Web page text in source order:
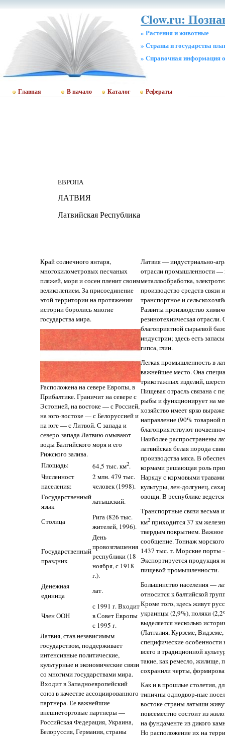
Clow.ru:
» Растения и животные
» Страны и государства
» Cправочная информация
Главная В начало Каталог Рефераты
ЕВРОПА
ЛАТВИЯ
Латвийская Республика
Край солнечного янтаря,
многокилометровых песчаных
пляжей, моря и сосен пленит своим
великолепием. За присоединение
этой территории на протяжении
истории боролись многие
государства мира.
Расположена на севере Европы, в
Прибалтике. Граничит на севере с
Эстонией, на востоке — с Россией,
на юго-востоке — с Белоруссией и
на юге — с Литвой. С запада и
северо-запада Латвию омывают
воды Балтийского моря и его
Рижского залива.
Площадь:
64,5 тыс. км2.
Численност
населения:
2 млн. 479 тыс.
человек (1998).
Государственный
язык
латышский.
Столица
Рига (826 тыс.
жителей, 1996).
Государственный
праздник
День
провозглашения
республики (18
ноября, с 1918
г.).
Денежная
единица
лат.
Член ООН
с 1991 г. Входит
в Совет Европы
с 1995 г.
Латвия, став независимым
государством, поддерживает
интенсивные политические,
культурные и экономические связи
со многими государствами мира.
Входит в Западноевропейский
союз в качестве ассоциированного
партнера. Ее важнейшие
внешнеторговые партнеры —
Российская Федерация, Украина,
Белоруссия, Германия, страны
Латвия — индустриально-
отрасли промышленности —
металлообработка,
производство средств связи
транспортное и
Развиты производство
резинотехническая отрасли.
благоприятной сырьевой
индустрии; здесь есть
гипса, глин.
Легкая промышленность в
важнейшее место. Она
трикотажных изделий,
Пищевая отрасль связана с
рыбы и функционирует на
хозяйство имеет ярко
направление (90% товарной
благоприятствуют
Наиболее распространены
латвийская белая порода
производства мяса. В
кормами решающая роль
Наряду с кормовыми
культуры, лен-долгунец,
овощи. В республике
Транспортные связи весьма
км2 приходится 37 км
твердым покрытием. Важное
сообщение. Тоннаж
1437 тыс. т. Морские порты
Экспортируется продукция
пищевой промышленности.
Большинство населения —
относится к балтийской
Кроме того, здесь живут
украинцы (2,9%), поляки
выделяется несколько
(Латгалия, Курземе,
специфические
всего в традиционной
такие, как ремесло,
сохранили черты,
Как и в прошлые столетия,
типичны однодвор-ные
востоке страны латыши
повсеместно состоит из
на фундаменте из дикого
Но расположение их на